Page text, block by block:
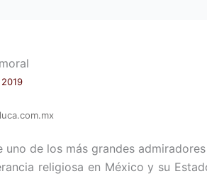
de los más grandes
religiosa en México y su